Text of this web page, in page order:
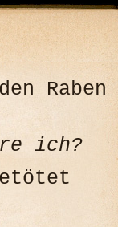
Raben
ich?